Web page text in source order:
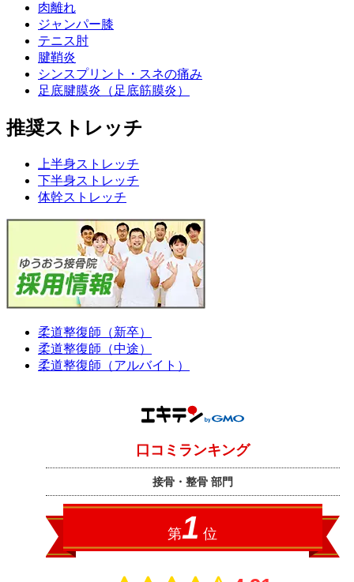
肉離れ
ジャンパー膝
テニス肘
腱鞘炎
シンスプリント・スネの痛み
足底腱膜炎（足底筋膜炎）
推奨ストレッチ
上半身ストレッチ
下半身ストレッチ
体幹ストレッチ
柔道整復師（新卒）
柔道整復師（中途）
柔道整復師（アルバイト）